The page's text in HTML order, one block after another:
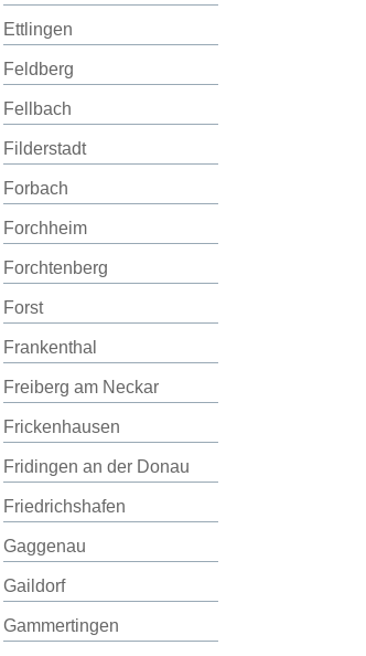
Ettlingen
Feldberg
Fellbach
Filderstadt
Forbach
Forchheim
Forchtenberg
Forst
Frankenthal
Freiberg am Neckar
Frickenhausen
Fridingen an der Donau
Friedrichshafen
Gaggenau
Gaildorf
Gammertingen